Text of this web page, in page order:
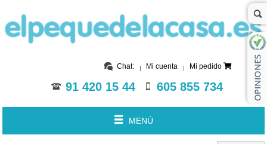
Chat: Mi cuenta Mi pedido
91 420 15 44 605 855 734
MENÚ